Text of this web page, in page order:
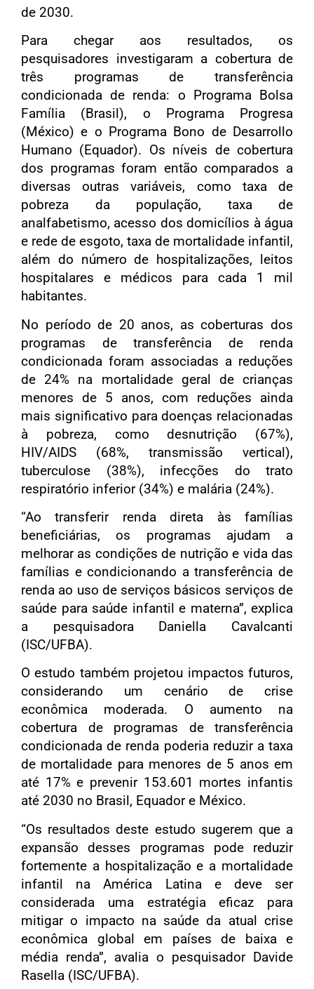
de 2030.
Para chegar aos resultados, os
pesquisadores investigaram a cobertura de
três programas de transferência
condicionada de renda: o Programa Bolsa
Família (Brasil), o Programa Progresa
(México) e o Programa Bono de Desarrollo
Humano (Equador). Os níveis de cobertura
dos programas foram então comparados a
diversas outras variáveis, como taxa de
pobreza da população, taxa de
analfabetismo, acesso dos domicílios à água
e rede de esgoto, taxa de mortalidade infantil,
além do número de hospitalizações, leitos
hospitalares e médicos para cada 1 mil
habitantes.
No período de 20 anos, as coberturas dos
programas de transferência de renda
condicionada foram associadas a reduções
de 24% na mortalidade geral de crianças
menores de 5 anos, com reduções ainda
mais significativo para doenças relacionadas
à pobreza, como desnutrição (67%),
HIV/AIDS (68%, transmissão vertical),
tuberculose (38%), infecções do trato
respiratório inferior (34%) e malária (24%).
“Ao transferir renda direta às famílias
beneficiárias, os programas ajudam a
melhorar as condições de nutrição e vida das
famílias e condicionando a transferência de
renda ao uso de serviços básicos serviços de
saúde para saúde infantil e materna”, explica
a pesquisadora Daniella Cavalcanti
(ISC/UFBA).
O estudo também projetou impactos futuros,
considerando um cenário de crise
econômica moderada. O aumento na
cobertura de programas de transferência
condicionada de renda poderia reduzir a taxa
de mortalidade para menores de 5 anos em
até 17% e prevenir 153.601 mortes infantis
até 2030 no Brasil, Equador e México.
“Os resultados deste estudo sugerem que a
expansão desses programas pode reduzir
fortemente a hospitalização e a mortalidade
infantil na América Latina e deve ser
considerada uma estratégia eficaz para
mitigar o impacto na saúde da atual crise
econômica global em países de baixa e
média renda”, avalia o pesquisador Davide
Rasella (ISC/UFBA).